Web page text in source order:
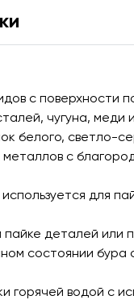
с поверхности
чугуна, меди
белого, светло-
с
для
деталей или
состоянии бура
горячей водой с